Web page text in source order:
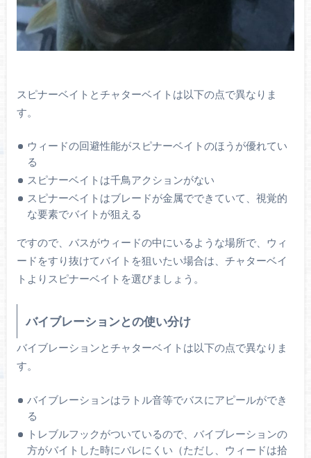
スピナーベイトとチャターベイトは以下の点で異なりま
す。
ウィードの回避性能がスピナーベイトのほうが優れてい
る
スピナーベイトは千鳥アクションがない
スピナーベイトはブレードが金属でできていて、視覚的
な要素でバイトが狙える
ですので、バスがウィードの中にいるような場所で、ウィ
ードをすり抜けてバイトを狙いたい場合は、チャターベイ
トよりスピナーベイトを選びましょう。
バイブレーションとの使い分け
バイブレーションとチャターベイトは以下の点で異なりま
す。
バイブレーションはラトル音等でバスにアピールができ
る
トレブルフックがついているので、バイブレーションの
方がバイトした時にバレにくい（ただし、ウィードは拾